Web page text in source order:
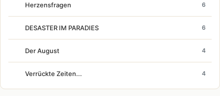
Herzensfragen 6
DESASTER IM PARADIES 6
Der August 4
Verrückte Zeiten... 4